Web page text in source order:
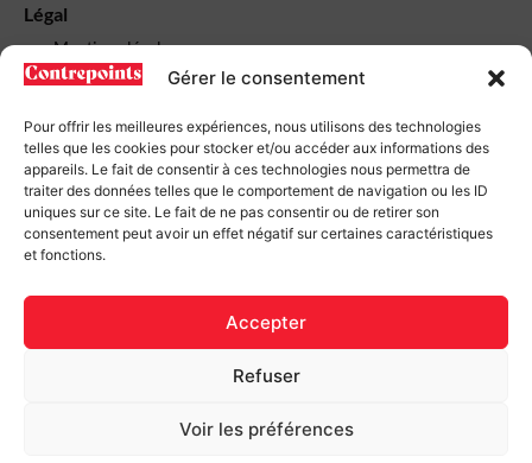
Gérer le consentement
Pour offrir les meilleures expériences, nous utilisons des technologies
telles que les cookies pour stocker et/ou accéder aux informations des
appareils. Le fait de consentir à ces technologies nous permettra de
traiter des données telles que le comportement de navigation ou les ID
uniques sur ce site. Le fait de ne pas consentir ou de retirer son
consentement peut avoir un effet négatif sur certaines caractéristiques
et fonctions.
Accepter
Refuser
Voir les préférences
Légal
Mentions légales
Politique de confidentialité
Plan du site
Contact
Soutenez Contrepoints